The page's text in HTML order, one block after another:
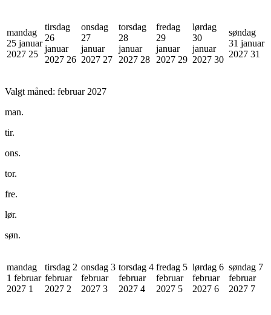
mandag
25 januar
2027 25
tirsdag
26
januar
2027 26
onsdag
27
januar
2027 27
torsdag
28
januar
2027 28
fredag
29
januar
2027 29
lørdag
30
januar
2027 30
søndag
31 januar
2027 31
Valgt måned: februar 2027
man.
tir.
ons.
tor.
fre.
lør.
søn.
mandag
1 februar
2027 1
tirsdag 2
februar
2027 2
onsdag 3
februar
2027 3
torsdag 4
februar
2027 4
fredag 5
februar
2027 5
lørdag 6
februar
2027 6
søndag 7
februar
2027 7